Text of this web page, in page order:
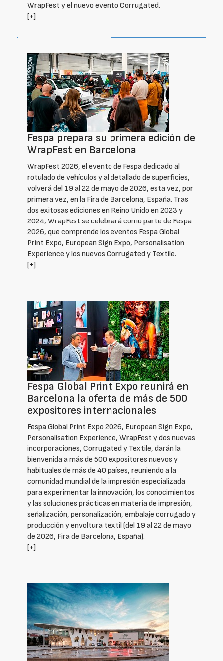
WrapFest y el nuevo evento Corrugated.
[+]
Fespa prepara su primera edición de
WrapFest en Barcelona
WrapFest 2026, el evento de Fespa dedicado al
rotulado de vehículos y al detallado de superficies,
volverá del 19 al 22 de mayo de 2026, esta vez, por
primera vez, en la Fira de Barcelona, España. Tras
dos exitosas ediciones en Reino Unido en 2023 y
2024, WrapFest se celebrará como parte de Fespa
2026, que comprende los eventos Fespa Global
Print Expo, European Sign Expo, Personalisation
Experience y los nuevos Corrugated y Textile.
[+]
Fespa Global Print Expo reunirá en
Barcelona la oferta de más de 500
expositores internacionales
Fespa Global Print Expo 2026, European Sign Expo,
Personalisation Experience, WrapFest y dos nuevas
incorporaciones, Corrugated y Textile, darán la
bienvenida a más de 500 expositores nuevos y
habituales de más de 40 países, reuniendo a la
comunidad mundial de la impresión especializada
para experimentar la innovación, los conocimientos
y las soluciones prácticas en materia de impresión,
señalización, personalización, embalaje corrugado y
producción y envoltura textil (del 19 al 22 de mayo
de 2026, Fira de Barcelona, España).
[+]